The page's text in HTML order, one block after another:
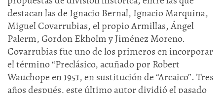
destacan las de Ignacio Bernal, Ignacio Marquina,
Miguel Covarrubias, el propio Armillas, Ángel
Palerm, Gordon Ekholm y Jiménez Moreno.
Covarrubias fue uno de los primeros en incorporar
el término “Preclásico, acuñado por Robert
Wauchope en 1951, en sustitución de “Arcaico”. Tres
años después, este último autor dividió el pasado